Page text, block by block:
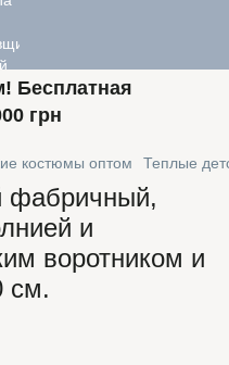
Бесплатная
грн
костюмы оптом Теплые
фабричный,
и
воротником и
см.